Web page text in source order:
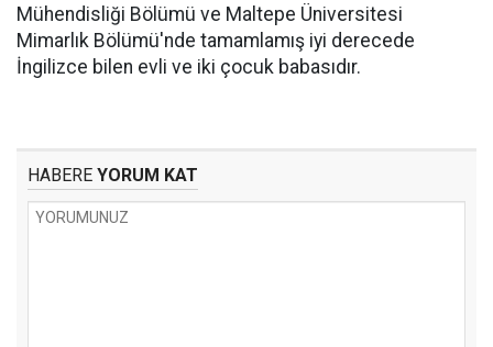
Mühendisliği Bölümü ve Maltepe Üniversitesi
Mimarlık Bölümü'nde tamamlamış iyi derecede
İngilizce bilen evli ve iki çocuk babasıdır.
HABERE YORUM KAT